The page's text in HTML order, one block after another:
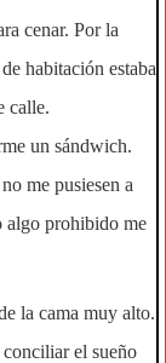
cenar. Por la
habitación estaba
calle.
un sándwich.
me pusiesen a
algo prohibido me
la cama muy alto.
el sueño